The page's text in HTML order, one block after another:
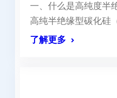
一、什么是高纯度半
高纯半绝缘型碳化硅
了解更多